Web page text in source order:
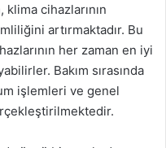
klima cihazlarının
artırmaktadır. Bu
her zaman en iyi
Bakım sırasında
işlemleri ve genel